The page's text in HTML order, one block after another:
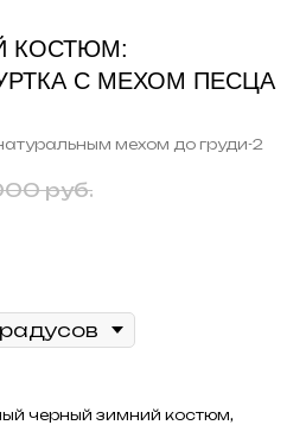
КОСТЮМ:
С МЕХОМ ПЕСЦА
мехом до груди-2
руб.
черный зимний костюм,